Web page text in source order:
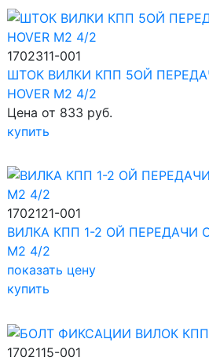
1702311-001
ШТОК ВИЛКИ КПП 5ОЙ
HOVER M2 4/2
Цена от 833 руб.
купить
1702121-001
ВИЛКА КПП 1-2 ОЙ ПЕРЕДАЧИ
M2 4/2
показать цену
купить
1702115-001